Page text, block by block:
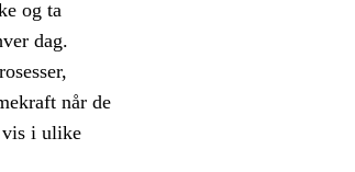
og ta
dag.
når de
vis i ulike